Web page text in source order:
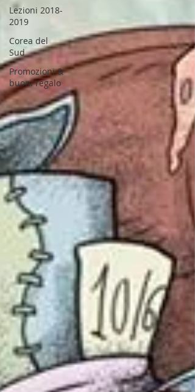
Lezioni 2018-
2019
Corea del
Sud
Promozioni &
buoni regalo